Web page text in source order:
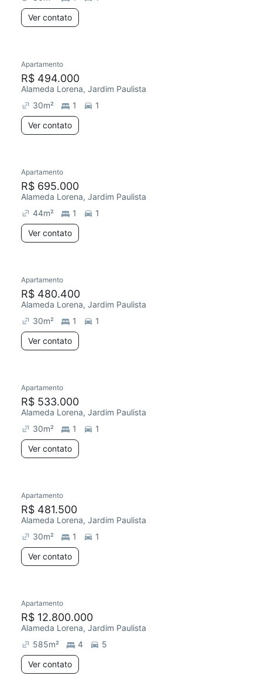
Ver contato
Apartamento
R$ 494.000
Alameda Lorena, Jardim Paulista
30m² 1
1
Ver contato
Apartamento
R$ 695.000
Alameda Lorena, Jardim Paulista
44m² 1
1
Ver contato
Apartamento
R$ 480.400
Alameda Lorena, Jardim Paulista
30m² 1
1
Ver contato
Apartamento
R$ 533.000
Alameda Lorena, Jardim Paulista
30m² 1
1
Ver contato
Apartamento
R$ 481.500
Alameda Lorena, Jardim Paulista
30m² 1
1
Ver contato
Apartamento
R$ 12.800.000
Alameda Lorena, Jardim Paulista
585m² 4
5
Ver contato